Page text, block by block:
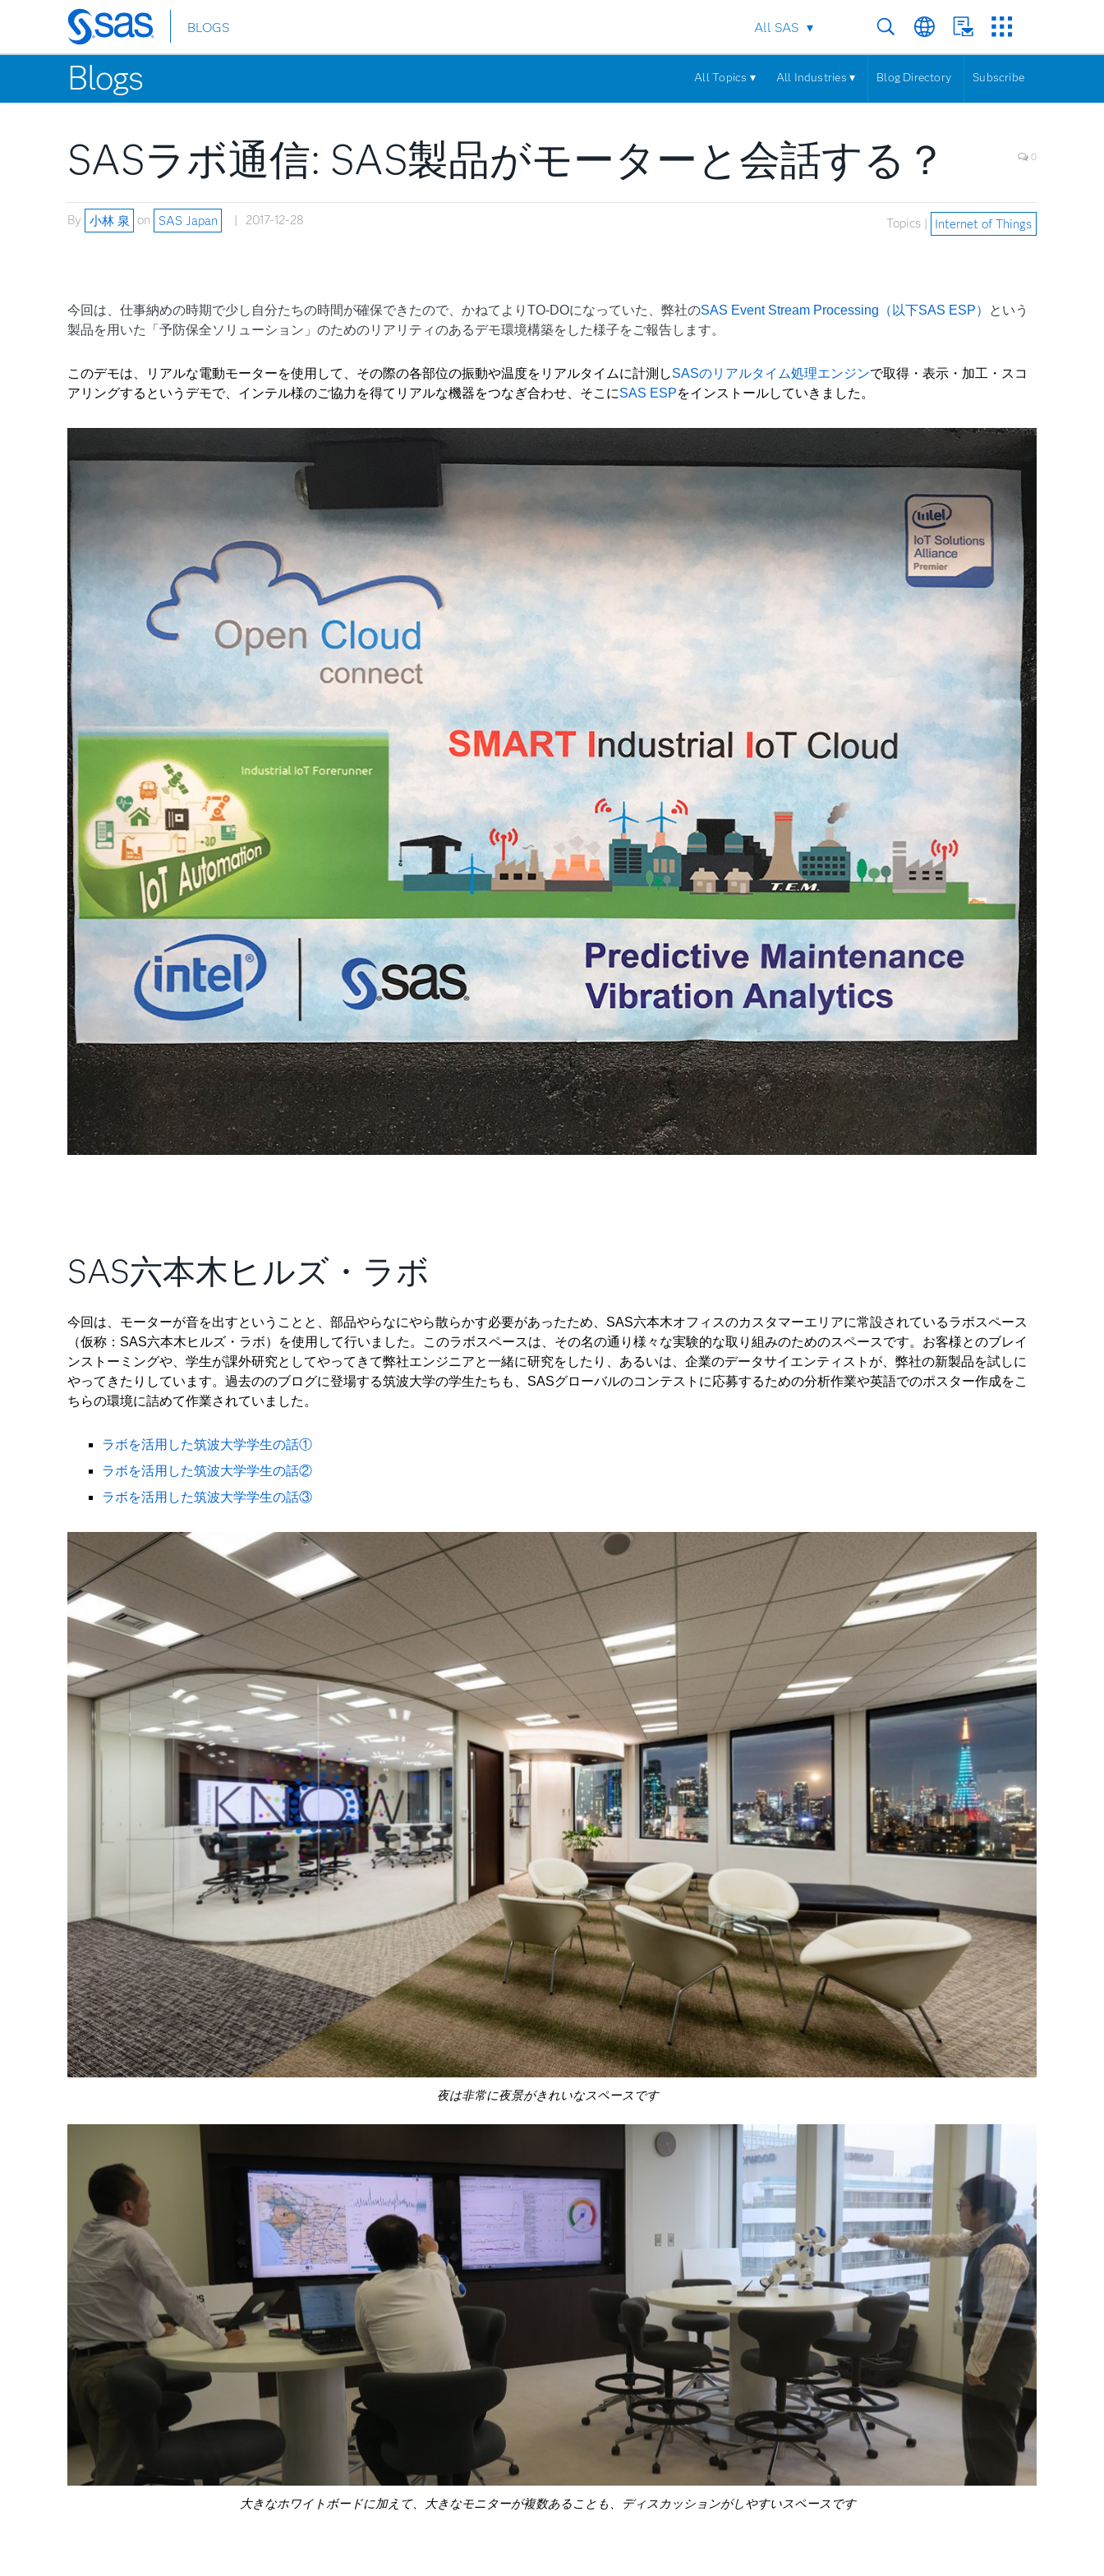
Skip
to
main
content
BLOGS All SAS
Blogs All Topics ▾ All Industries ▾ Blog Directory Subscribe
SASラボ通信: SAS製品がモーターと会話する？ 0
By 小林 泉 on SAS Japan 2017-12-28 Topics | Internet of Things
今回は、仕事納めの時期で少し自分たちの時間が確保できたので、かねてよりTO-DOになっていた、弊社のSAS Event Stream Processing（以下SAS ESP）
という
製品を用いた「予防保全ソリューション」のためのリアリティのあるデモ環境構築をした様子をご報告します。
このデモは、リアルな電動モーターを使用して、その際の各部位の振動や温度をリアルタイムに計測しSASのリアルタイム処理エンジンで取得・表示・加工・スコ
アリングするというデモで、インテル様のご協力を得てリアルな機器をつなぎ合わせ、そこにSAS ESPをインストールしていきました。
SAS六本木ヒルズ・ラボ
今回は、モーターが音を出すということと、部品やらなにやら散らかす必要があったため、SAS六本木オフィスのカスタマーエリアに常設されているラボスペース
（仮称：SAS六本木ヒルズ・ラボ）を使用して行いました。このラボスペースは、その名の通り様々な実験的な取り組みのためのスペースです。お客様とのブレイ
ンストーミングや、学生が課外研究としてやってきて弊社エンジニアと一緒に研究をしたり、あるいは、企業のデータサイエンティストが、弊社の新製品を試しに
やってきたりしています。過去ののブログに登場する筑波大学の学生たちも、SASグローバルのコンテストに応募するための分析作業や英語でのポスター作成をこ
ちらの環境に詰めて作業されていました。
ラボを活用した筑波大学学生の話①
ラボを活用した筑波大学学生の話②
ラボを活用した筑波大学学生の話③
夜は非常に夜景がきれいなスペースです
大きなホワイトボードに加えて、大きなモニターが複数あることも、ディスカッションがしやすいスペースです